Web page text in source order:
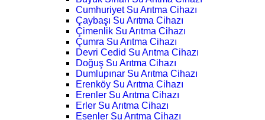
Cumhuriyet Su Arıtma Cihazı
Çaybaşı Su Arıtma Cihazı
Çimenlik Su Arıtma Cihazı
Çumra Su Arıtma Cihazı
Devri Cedid Su Arıtma Cihazı
Doğuş Su Arıtma Cihazı
Dumlupınar Su Arıtma Cihazı
Erenköy Su Arıtma Cihazı
Erenler Su Arıtma Cihazı
Erler Su Arıtma Cihazı
Esenler Su Arıtma Cihazı